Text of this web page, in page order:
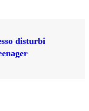
disturbi